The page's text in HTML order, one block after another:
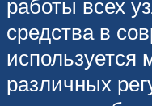
работы всех
средства в
используется
различных